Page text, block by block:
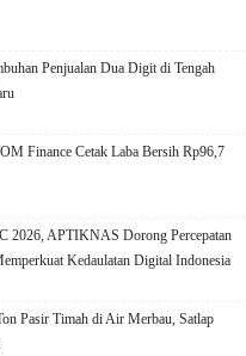
Penjualan Dua Digit di Tengah
Finance Cetak Laba Bersih Rp96,7
2026, APTIKNAS Dorong Percepatan
Kedaulatan Digital Indonesia
Pasir Timah di Air Merbau, Satlap